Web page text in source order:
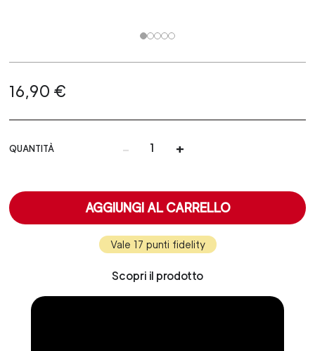
16,90 €
QUANTITÀ - +
AGGIUNGI AL CARRELLO
Vale 17 punti fidelity
Scopri il prodotto